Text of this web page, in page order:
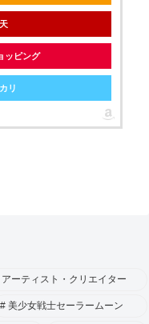
ッピング
リ
アーティスト・クリエイター
美少女戦士セーラームーン